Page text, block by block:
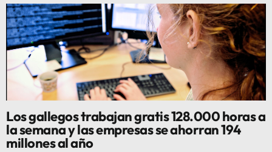
Los gallegos trabajan gratis 128.000 horas a
la semana y las empresas se ahorran 194
millones al año